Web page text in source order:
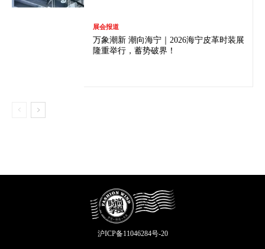
展会报道
万象潮新 潮向海宁｜2026海宁皮革时装展
隆重举行，蓄势破界！
沪ICP备11046284号-20